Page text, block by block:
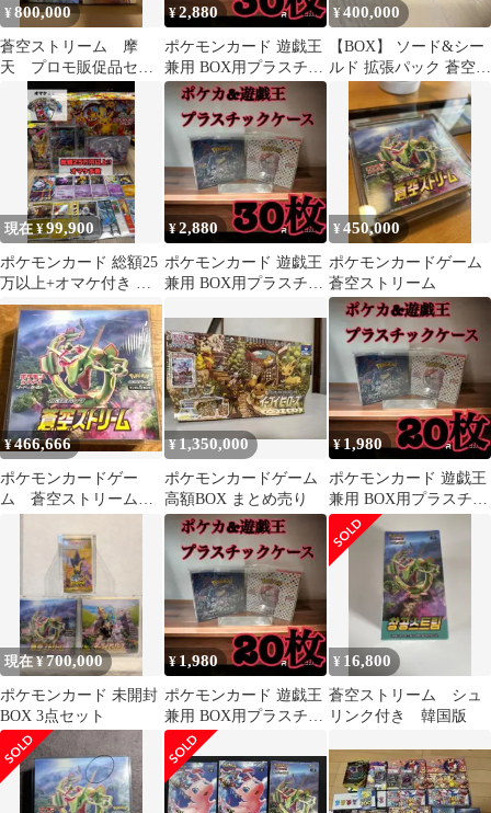
¥800,000
蒼空ストリーム 摩
天 プロモ販促品セッ
¥2,880
ポケモンカード 遊戯王
兼用 BOX用プラスチッ
クケース ボックスロ
ーダー24
¥400,000
【BOX】 ソード&シー
ルド 拡張パック 蒼空ス
トリーム
現在 ¥99,900
ポケモンカード 総額25
万以上+オマケ付き ゲ
ンガー 未開封box等 希
少品多
¥2,880
ポケモンカード 遊戯王
兼用 BOX用プラスチッ
ーダー14
¥450,000
ポケモンカードゲーム
蒼空ストリーム
¥466,666
ポケモンカードゲー
ム 蒼空ストリーム
¥1,350,000
ポケモンカードゲーム
高額BOX まとめ売り
¥1,980
ポケモンカード 遊戯王
兼用 BOX用プラスチッ
クケース ボックスロ
ーダー2
現在 ¥700,000
ポケモンカード 未開封
BOX 3点セット
¥1,980
ポケモンカード 遊戯王
兼用 BOX用プラスチッ
クケース ボックスロ
ーダー60
¥ 16,800
蒼空ストリーム シュ
リンク付き 韓国版